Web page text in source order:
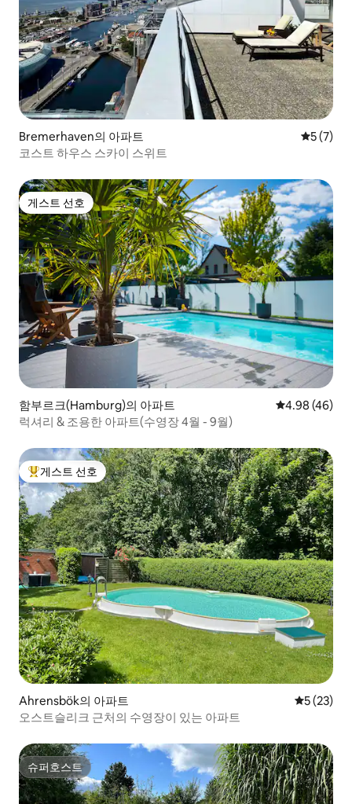
Bremerhaven의 아파트 평점 5점
5 (7)
코스트 하우스 스카이 스위트
게스트 선호
게스트 선호
함부르크(Hamburg)의 아파트 평점 4.98점(5
4.98 (46)
럭셔리 & 조용한 아파트(수영장 4월 - 9월)
상위 게스트 선호
게스트 선호
Ahrensbök의 아파트 평점 5점
5 (23)
오스트슬리크 근처의 수영장이 있는 아파트
슈퍼호스트
슈퍼호스트